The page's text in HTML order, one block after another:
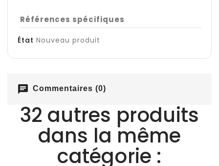
Références spécifiques
État Nouveau produit
chat Commentaires (0)
32 autres produits
dans la même
catégorie :